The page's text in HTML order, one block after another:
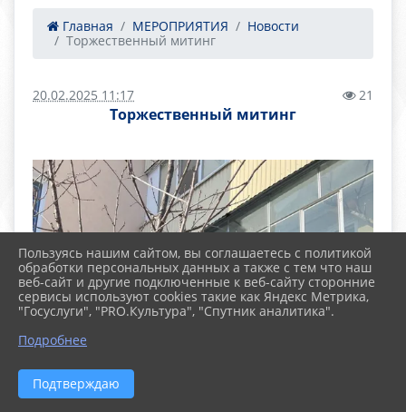
Главная МЕРОПРИЯТИЯ
Новости
Торжественный митинг
20.02.2025 11:17 21
Торжественный митинг
Пользуясь нашим сайтом, вы соглашаетесь с политикой
обработки персональных данных а также с тем что наш
веб-сайт и другие подключенные к веб-сайту сторонние
сервисы используют cookies такие как Яндекс Метрика,
"Госуслуги", "PRO.Культура", "Спутник аналитика".
Подробнее
Подтверждаю